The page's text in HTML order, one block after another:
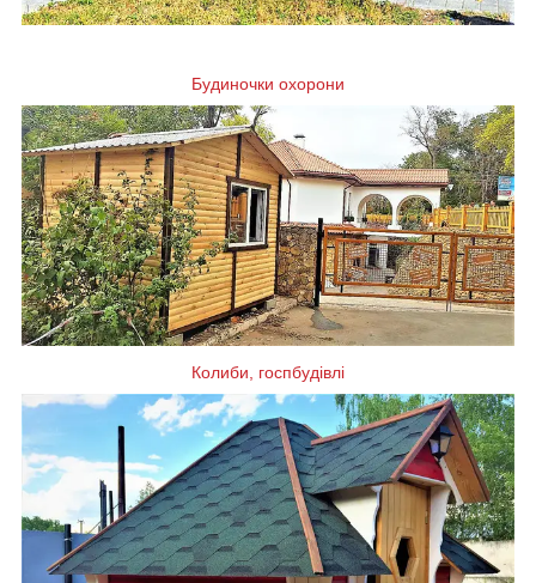
Будиночки охорони
Колиби, госпбудівлі